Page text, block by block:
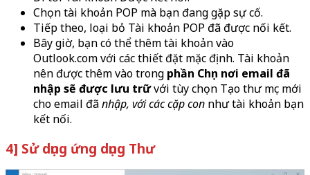
Chọn tài khoản POP mà bạn đang gặp sự cố.
Tiếp theo, loại bỏ Tài khoản POP đã được nối kết.
Bây giờ, bạn có thể thêm tài khoản vào
Outlook.com với các thiết đặt mặc định. Tài khoản
nên được thêm vào trong phần Chọn nơi email đã
nhập sẽ được lưu trữvới tùy chọn Tạo thư mục mới
cho email đãnhập, với các cặp con như tài khoản bạn
kết nối.
4] Sử dụng ứng dụng Thư